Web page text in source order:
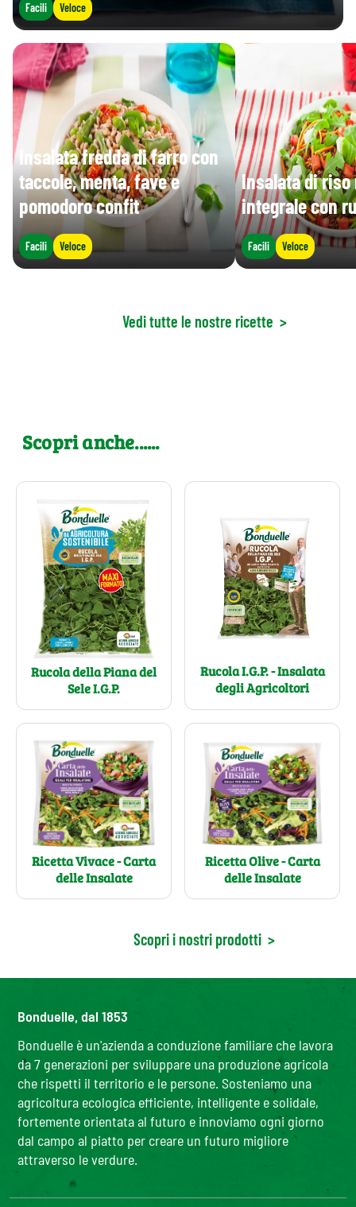
Facili Veloce
Insalata fredda di farro con
taccole, menta, fave e
pomodoro confit
Facili Veloce
Insalata di riso
integrale con
Facili Veloce
Vedi tutte le nostre ricette >
Scopri anche......
Rucola della Piana del
Sele I.G.P.
Rucola I.G.P. - Insalata
degli Agricoltori
Ricetta Vivace - Carta
delle Insalate
Ricetta Olive - Carta
delle Insalate
Scopri i nostri prodotti >
Bonduelle, dal 1853
Bonduelle è un'azienda a conduzione familiare che lavora
da 7 generazioni per sviluppare una produzione agricola
che rispetti il territorio e le persone. Sosteniamo una
agricoltura ecologica efficiente, intelligente e solidale,
fortemente orientata al futuro e innoviamo ogni giorno
dal campo al piatto per creare un futuro migliore
attraverso le verdure.